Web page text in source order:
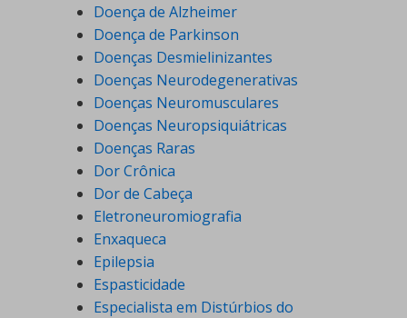
Doença de Alzheimer
Doença de Parkinson
Doenças Desmielinizantes
Doenças Neurodegenerativas
Doenças Neuromusculares
Doenças Neuropsiquiátricas
Doenças Raras
Dor Crônica
Dor de Cabeça
Eletroneuromiografia
Enxaqueca
Epilepsia
Espasticidade
Especialista em Distúrbios do